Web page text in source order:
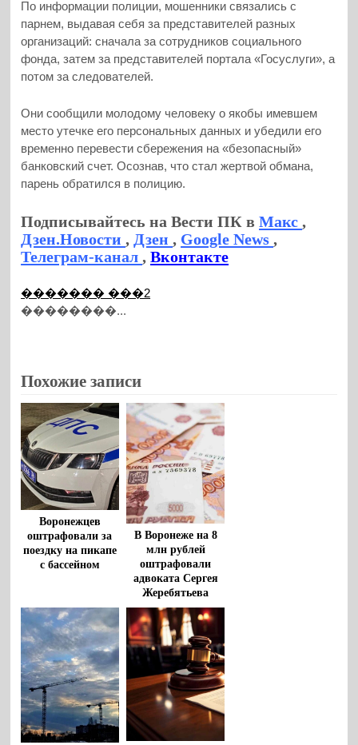
По информации полиции, мошенники связались с
парнем, выдавая себя за представителей разных
организаций: сначала за сотрудников социального
фонда, затем за представителей портала «Госуслуги», а
потом за следователей.
Они сообщили молодому человеку о якобы имевшем
место утечке его персональных данных и убедили его
временно перевести сбережения на «безопасный»
банковский счет. Осознав, что стал жертвой обмана,
парень обратился в полицию.
Подписывайтесь на Вести ПК вМакс,
Дзен.Новости, Дзен, Google News,
Телеграм-канал,Вконтакте
������� ���2
��������...
Похожие записи
Воронежцев
оштрафовали за
поездку на пикапе
с бассейном
В Воронеже на 8
млн рублей
оштрафовали
адвоката Сергея
Жеребятьева